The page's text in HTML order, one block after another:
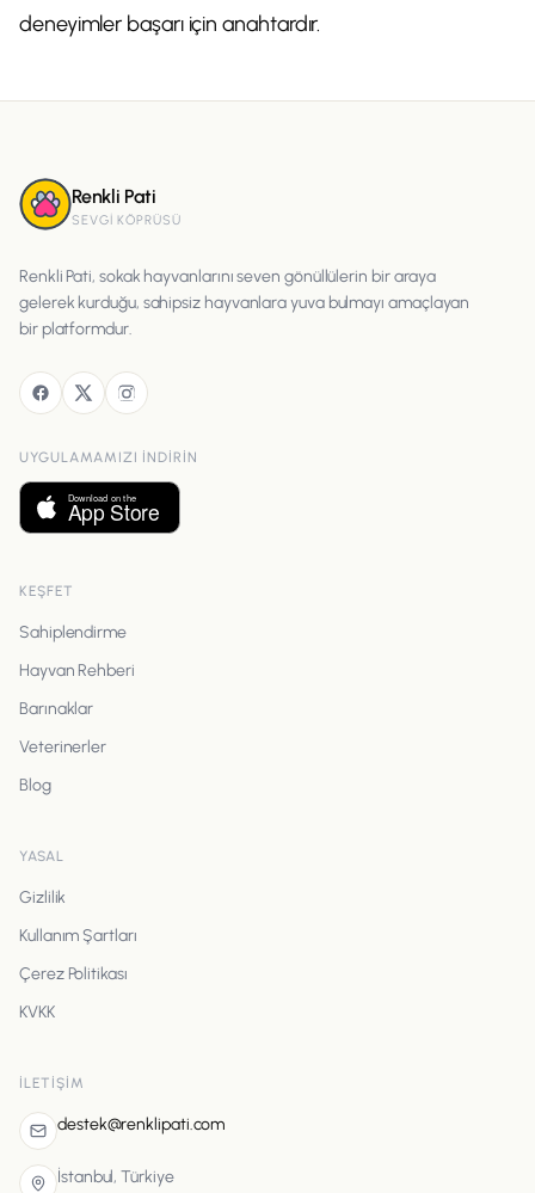
deneyimler başarı için anahtardır.
Renkli Pati
SEVGI KÖPRÜSÜ
Renkli Pati, sokak hayvanlarını seven gönüllülerin bir araya
gelerek kurduğu, sahipsiz hayvanlara yuva bulmayı amaçlayan
bir platformdur.
UYGULAMAMIZI INDIRIN
KEŞFET
Sahiplendirme
Hayvan Rehberi
Barınaklar
Veterinerler
Blog
YASAL
Gizlilik
Kullanım Şartları
Çerez Politikası
KVKK
İLETIŞIM
destek@renklipati.com
İstanbul, Türkiye